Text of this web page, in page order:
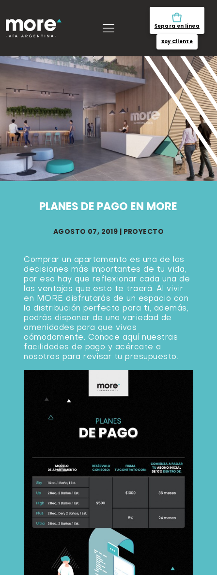
Separa en línea
Soy Cliente
PLANES DE PAGO EN MORE
AGOSTO 07, 2019 | PROYECTO
Comprar un apartamento es una de las
decisiones más importantes de tu vida,
por eso hay que reflexionar cada una de
las ventajas que esto te traerá. Al vivir
en MORE disfrutarás de un espacio con
la distribución perfecta para ti, además,
podrás disponer de una variedad de
amenidades para que vivas
cómodamente. Conoce aquí nuestras
facilidades de pago y acércate a
nosotros para revisar tu presupuesto.